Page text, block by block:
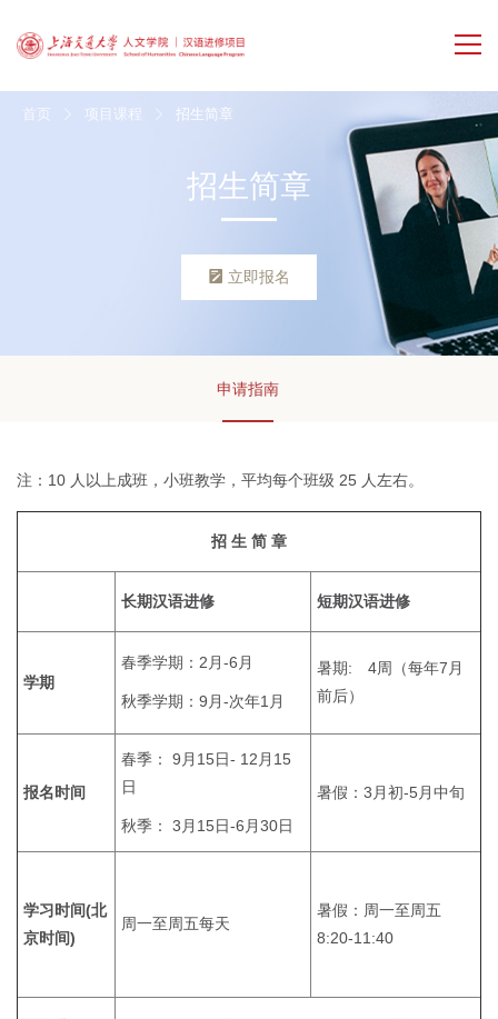
首页 项目课程 招生简章
招生简章
立即报名
申请指南
注：10 人以上成班，小班教学，平均每个班级 25 人左右。
招 生 简 章
长期汉语进修 短期汉语进修
学期
春季学期：2月-6月
秋季学期：9月-次年1月
暑期: 4周（每年7月
前后）
报名时间
春季： 9月15日- 12月15
日
秋季： 3月15日-6月30日
暑假：3月初-5月中旬
学习时间(北
京时间)
周一至周五每天
暑假：周一至周五
8:20-11:40